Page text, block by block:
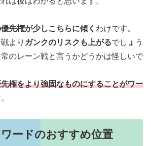
先権が少しこちらに傾く わけです。
より ガンクのリスクも上がるでしょう
常のレーン戦と言うかどうかは怪しいで
権をより強固なものにすることがワー
ードのおすすめ位置